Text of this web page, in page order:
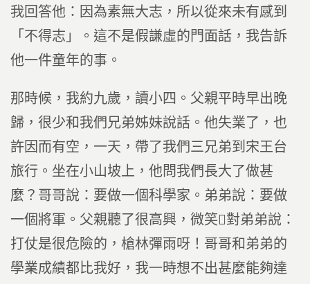
我回答他：因為素無大志，所以從來未有感到
「不得志」。這不是假謙虛的門面話，我告訴
他一件童年的事。
那時候，我約九歲，讀小四。父親平時早出晚
歸，很少和我們兄弟姊妹說話。他失業了，也
許因而有空，一天，帶了我們三兄弟到宋王台
旅行。坐在小山坡上，他問我們長大了做甚
麼？哥哥說：要做一個科學家。弟弟說：要做
一個將軍。父親聽了很高興，微笑對弟弟說：
打仗是很危險的，槍林彈雨呀！哥哥和弟弟的
學業成績都比我好，我一時想不出甚麼能夠達